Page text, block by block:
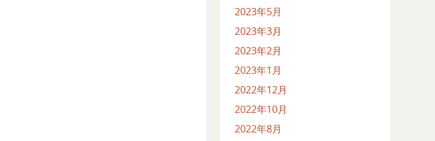
2023年5月
2023年3月
2023年2月
2023年1月
2022年12月
2022年10月
2022年8月